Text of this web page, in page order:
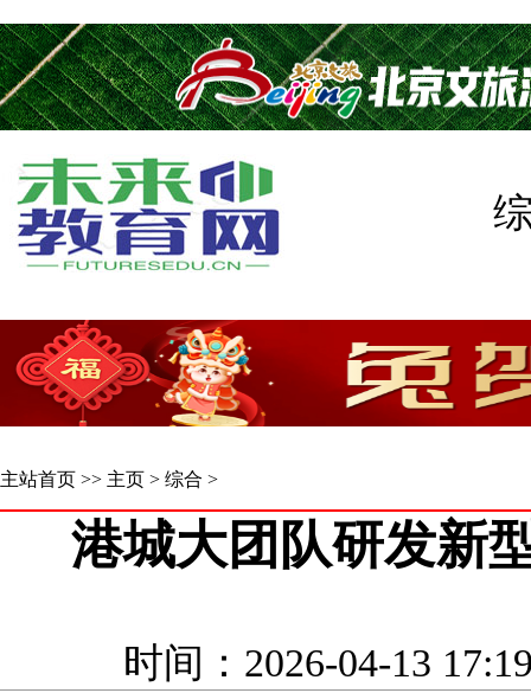
主站首页 >> 主页 > 综合 >
港城大团队研发新
时间：2026-04-13